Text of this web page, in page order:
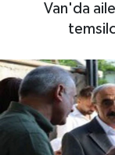
Van'da
EKONOMİ
GÜNDEM
Hakkari
İLGİNÇ
Son
Haber